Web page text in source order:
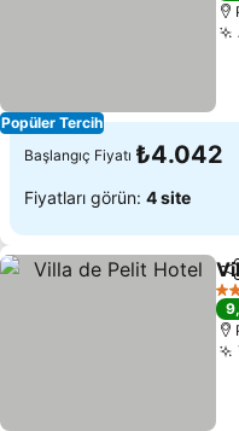
Popüler Tercih
Başlangıç Fiyatı ₺4.042
Fiyatları görün: 4 site
3